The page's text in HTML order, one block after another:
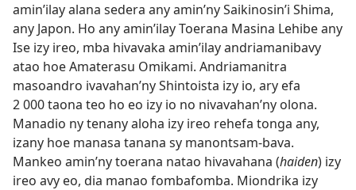
amin’ilay alana sedera any amin’ny Saikinosin’i Shima,
any Japon. Ho any amin’ilay Toerana Masina Lehibe any
Ise izy ireo, mba hivavaka amin’ilay andriamanibavy
atao hoe Amaterasu Omikami. Andriamanitra
masoandro ivavahan’ny Shintoista izy io, ary efa
2 000 taona teo ho eo izy io no nivavahan’ny olona.
Manadio ny tenany aloha izy ireo rehefa tonga any,
izany hoe manasa tanana sy manontsam-bava.
Mankeo amin’ny toerana natao hivavahana (haiden) izy
ireo avy eo, dia manao fombafomba. Miondrika izy